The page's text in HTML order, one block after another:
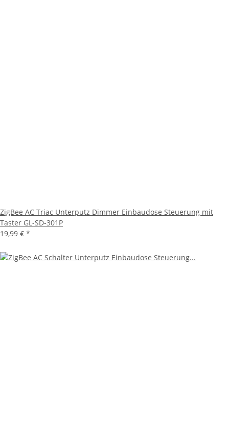
ZigBee AC Triac Unterputz Dimmer Einbaudose Steuerung mit
Taster GL-SD-301P
19,99 € *